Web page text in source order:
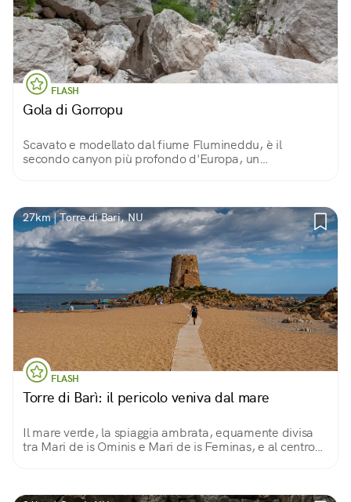
FLASH
Gola di Gorropu
Scavato e modellato dal fiume Flumineddu, è il
secondo canyon più profondo d'Europa, un
27km | Torre di Bari, NU
FLASH
Torre di Barì: il pericolo veniva dal mare
Il mare verde, la spiaggia ambrata, equamente divisa
tra Mari de is Ominis e Mari de is Feminas, e al centro